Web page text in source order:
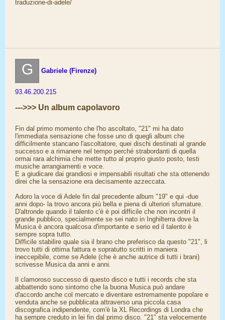
traduzione-di-adele/
G Gabriele (Firenze)
93.46.200.215
--->>> Un album capolavoro
Fin dal primo momento che l'ho ascoltato, "21" mi ha dato
l'immediata sensazione che fosse uno di quegli album che
difficilmente stancano l'ascoltatore, quei dischi destinati al grande
successo e a rimanere nel tempo perché strabordanti di quella
ormai rara alchimia che mette tutto al proprio giusto posto, testi
musiche arrangiamenti e voce.
E a giudicare dai grandiosi e impensabili risultati che sta ottenendo
direi che la sensazione era decisamente azzeccata.
Adoro la voce di Adele fin dal precedente album "19" e qui -due
anni dopo- la trovo ancora più bella e piena di ulteriori sfumature.
D'altronde quando il talento c'è è poi difficile che non incontri il
grande pubblico, specialmente se sei nato in Inghilterra dove la
Musica è ancora qualcosa d'importante e serio ed il talento è
sempre sopra tutto.
Difficile stabilire quale sia il brano che preferisco da questo "21", li
trovo tutti di ottima fattura e sopratutto scritti in maniera
ineccepibile, come se Adele (che è anche autrice di tutti i brani)
scrivesse Musica da anni e anni.
Il clamoroso successo di questo disco e tutti i records che sta
abbattendo sono sintomo che la buona Musica può andare
d'accordo anche col mercato e diventare estremamente popolare e
venduta anche se pubblicata attraverso una piccola casa
discografica indipendente, com'è la XL Recordings di Londra che
ha sempre creduto in lei fin dal primo disco. "21" sta velocemente